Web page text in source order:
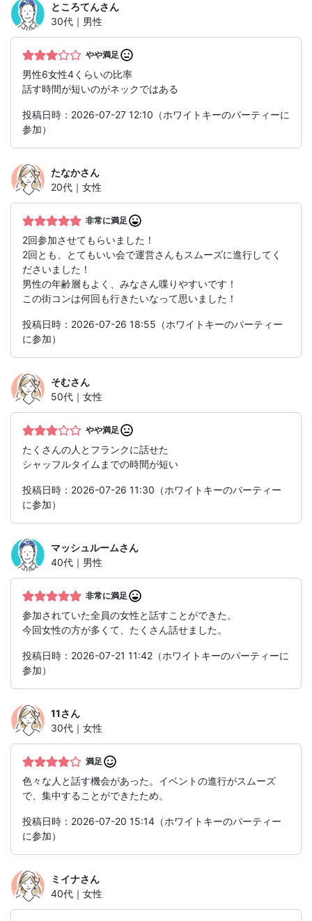
ところてんさん
30代｜男性
やや満足
男性6女性4くらいの比率
話す時間が短いのがネックではある
投稿日時：2026-07-27 12:10（ホワイトキーのパーティーに
参加）
たなかさん
20代｜女性
非常に満足
2回参加させてもらいました！
2回とも、とてもいい会で運営さんもスムーズに進行してく
ださいました！
男性の年齢層もよく、みなさん喋りやすいです！
この街コンは何回も行きたいなって思いました！
投稿日時：2026-07-26 18:55（ホワイトキーのパーティー
に参加）
そむさん
50代｜女性
やや満足
たくさんの人とフランクに話せた
シャッフルタイムまでの時間が短い
投稿日時：2026-07-26 11:30（ホワイトキーのパーティー
に参加）
マッシュルームさん
40代｜男性
非常に満足
参加されていた全員の女性と話すことができた。
今回女性の方が多くて、たくさん話せました。
投稿日時：2026-07-21 11:42（ホワイトキーのパーティーに
参加）
11さん
30代｜女性
満足
色々な人と話す機会があった。イベントの進行がスムーズ
で、集中することができたため。
投稿日時：2026-07-20 15:14（ホワイトキーのパーティー
に参加）
ミイナさん
40代｜女性